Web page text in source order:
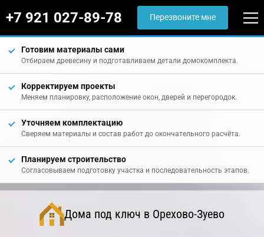
+7 921 027-89-78 Перезвоните мне
Готовим материалы сами
Отбираем древесину и подготавливаем детали домокомплекта.
Корректируем проекты
Меняем планировку, расположение окон, дверей и перегородок.
Уточняем комплектацию
Сверяем материалы и состав работ до окончательного расчёта.
Планируем строительство
Согласовываем подготовку участка и последовательность этапов.
Дома под ключ в Орехово-Зуево